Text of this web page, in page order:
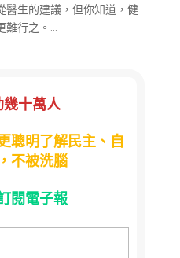
醫生的建議，但你知道，健
難行之。...
幾十萬人
聰明了解民主、自
不被洗腦
閱電子報